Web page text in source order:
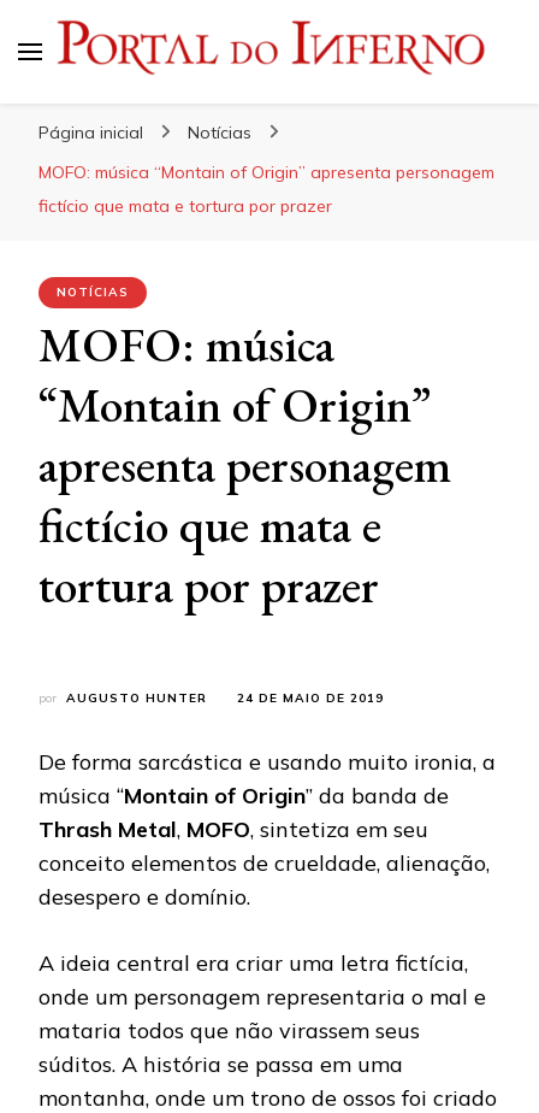
Página inicial
Notícias
MOFO: música “Montain of Origin” apresenta personagem
fictício que mata e tortura por prazer
NOTÍCIAS
MOFO: música
“Montain of Origin”
apresenta personagem
fictício que mata e
tortura por prazer
por AUGUSTO HUNTER 24 DE MAIO DE 2019
De forma sarcástica e usando muito ironia, a
música “Montain of Origin” da banda de
Thrash Metal, MOFO, sintetiza em seu
conceito elementos de crueldade, alienação,
desespero e domínio.
A ideia central era criar uma letra fictícia,
onde um personagem representaria o mal e
mataria todos que não virassem seus
súditos. A história se passa em uma
montanha, onde um trono de ossos foi criado